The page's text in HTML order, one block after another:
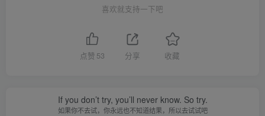
喜欢就支持一下吧
点赞 53 分享 收藏
If you don’t try, you’ll never know. So try.
如果你不去试，你永远也不知道结果，所以去试试吧